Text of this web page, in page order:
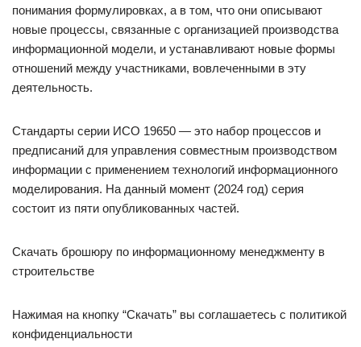
понимания формулировках, а в том, что они описывают
новые процессы, связанные с организацией производства
информационной модели, и устанавливают новые формы
отношений между участниками, вовлеченными в эту
деятельность.
Стандарты серии ИСО 19650 — это набор процессов и
предписаний для управления совместным производством
информации с применением технологий информационного
моделирования. На данный момент (2024 год) серия
состоит из пяти опубликованных частей.
Скачать брошюру по информационному менеджменту в
строительстве
Нажимая на кнопку “Скачать” вы соглашаетесь с политикой
конфиденциальности